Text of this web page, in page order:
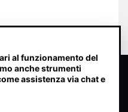
generata dall analisi di
al funzionamento del
anche strumenti
assistenza via chat e